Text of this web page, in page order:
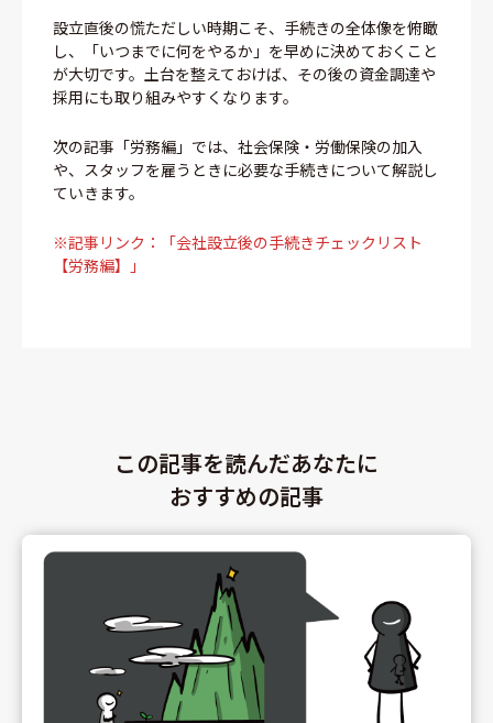
設立直後の慌ただしい時期こそ、手続きの全体像を俯瞰
し、「いつまでに何をやるか」を早めに決めておくこと
が大切です。土台を整えておけば、その後の資金調達や
採用にも取り組みやすくなります。
次の記事「労務編」では、社会保険・労働保険の加入
や、スタッフを雇うときに必要な手続きについて解説し
ていきます。
※記事リンク：「会社設立後の手続きチェックリスト
【労務編】」
この記事を読んだあなたに
おすすめの記事